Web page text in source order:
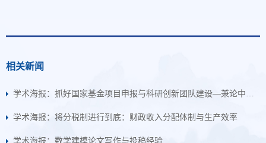
相关新闻
学术海报：抓好国家基金项目申报与科研创新团队建设—兼论中华经典的公理化诠释
学术海报：将分税制进行到底：财政收入分配体制与生产效率
学术海报：数学建模论文写作与投稿经验